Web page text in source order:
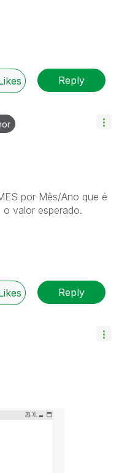
Reply
por Mês/Ano que é
valor esperado.
Reply